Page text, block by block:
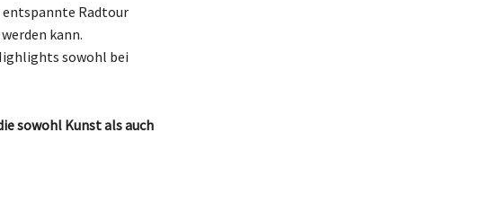
entspannte Radtour
kann.
sowohl bei
sowohl Kunst als auch